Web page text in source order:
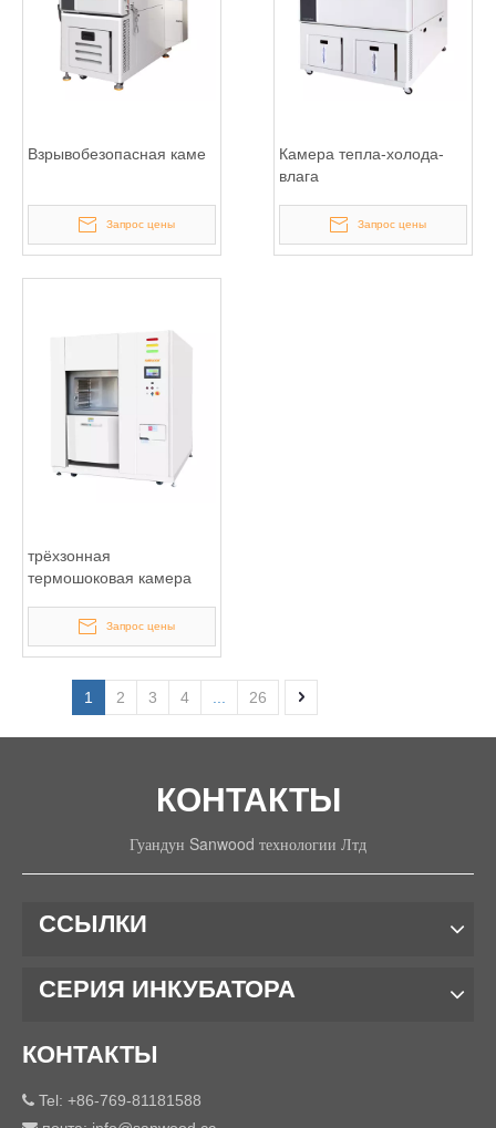
Взрывобезопасная каме
Запрос цены
Камера тепла-холода-
влага
Запрос цены
трёхзонная
термошоковая камера
Запрос цены
1 2 3 4 26
КОНТАКТЫ
Гуандун Sanwood технологии Лтд
ССЫЛКИ
СЕРИЯ ИНКУБАТОРА
КОНТАКТЫ
 Tel: +86-769-81181588